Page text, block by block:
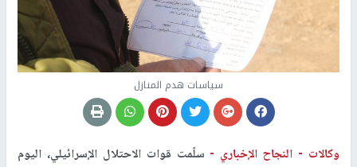
سياسات هدم المنازل
وكالات - النجاح الإخباري - سلّمت قوات الاحتلال الإسرائيلي، اليوم